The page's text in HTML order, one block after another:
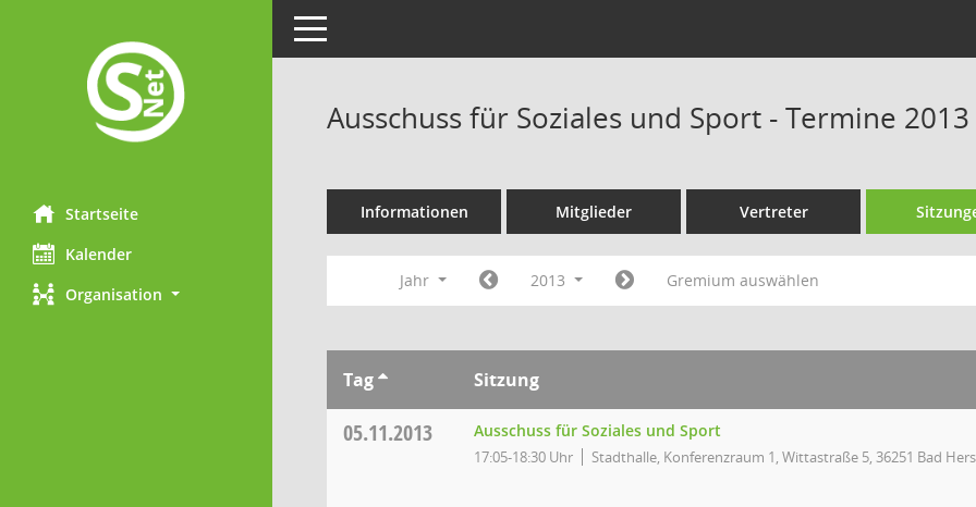
Startseite
Kalender
Organisation
Toggle navigation
Ausschuss für Soziales und Sport - Termine 2013
Informationen Mitglieder Vertreter
Jahr 2013 Gremium auswählen
Tag Sitzung
05.11.2013 Ausschuss für Soziales und Sport
17:05-18:30 Uhr Stadthalle, Konferenzraum 1, Wittastraße 5, 36251 Bad